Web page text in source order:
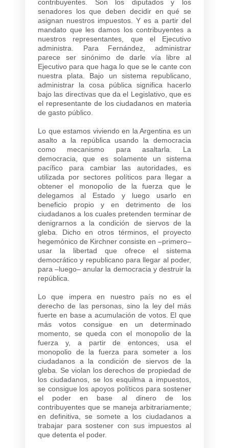
contribuyentes. Son los diputados y los
senadores los que deben decidir en qué se
asignan nuestros impuestos. Y es a partir del
mandato que les damos los contribuyentes a
nuestros representantes, que el Ejecutivo
administra. Para Fernández, administrar
parece ser sinónimo de darle vía libre al
Ejecutivo para que haga lo que se le cante con
nuestra plata. Bajo un sistema republicano,
administrar la cosa pública significa hacerlo
bajo las directivas que da el Legislativo, que es
el representante de los ciudadanos en materia
de gasto público.
Lo que estamos viviendo en la Argentina es un
asalto a la república usando la democracia
como mecanismo para asaltarla. La
democracia, que es solamente un sistema
pacífico para cambiar las autoridades, es
utilizada por sectores políticos para llegar a
obtener el monopolio de la fuerza que le
delegamos al Estado y luego usarlo en
beneficio propio y en detrimento de los
ciudadanos a los cuales pretenden terminar de
denigrarnos a la condición de siervos de la
gleba. Dicho en otros términos, el proyecto
hegemónico de Kirchner consiste en –primero–
usar la libertad que ofrece el sistema
democrático y republicano para llegar al poder,
para –luego– anular la democracia y destruir la
república.
Lo que impera en nuestro país no es el
derecho de las personas, sino la ley del más
fuerte en base a acumulación de votos. El que
más votos consigue en un determinado
momento, se queda con el monopolio de la
fuerza y, a partir de entonces, usa el
monopolio de la fuerza para someter a los
ciudadanos a la condición de siervos de la
gleba. Se violan los derechos de propiedad de
los ciudadanos, se los esquilma a impuestos,
se consigue los apoyos políticos para sostener
el poder en base al dinero de los
contribuyentes que se maneja arbitrariamente;
en definitiva, se somete a los ciudadanos a
trabajar para sostener con sus impuestos al
que detenta el poder.